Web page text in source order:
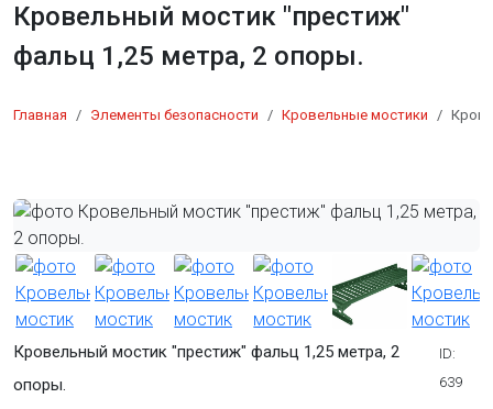
Кровельный мостик "престиж"
фальц 1,25 метра, 2 опоры.
Главная Элементы безопасности Кровельные мостики
Кровельный мостик "престиж" фальц 1,25 метра, 2
опоры.
ID:
639